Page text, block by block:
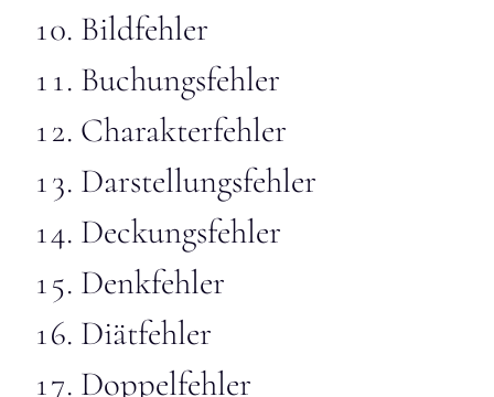
Bildfehler
Buchungsfehler
Charakterfehler
Darstellungsfehler
Deckungsfehler
Denkfehler
Diätfehler
Doppelfehler